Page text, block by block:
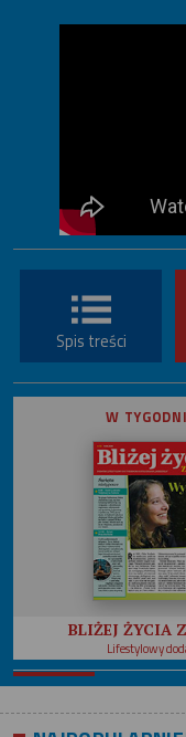
Spis treści
W
BLIŻEJ ŻYCIA
Lifestylowy